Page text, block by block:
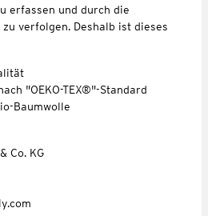
erfassen und durch die
verfolgen. Deshalb ist dieses
"OEKO-TEX®"-Standard
Baumwolle
Co. KG